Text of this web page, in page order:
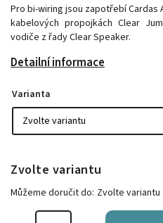
Pro bi-wiring jsou zapotřebí Cardas
kabelových propojkách Clear
vodiče z řady Clear Speaker.
Detailní informace
Varianta
Zvolte variantu
Můžeme doručit do: Zvolte variantu